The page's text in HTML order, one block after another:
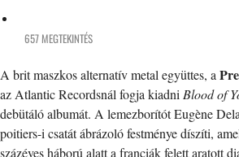
657 MEGTEKINTÉS
A brit maszkos alternatív metal együttes, a
az Atlantic Recordsnál fogja kiadni Blood of
debütáló albumát. A lemezborítót Eugène
poitiers-i csatát ábrázoló festménye díszíti,
százéves háború alatt a franciák felett aratott